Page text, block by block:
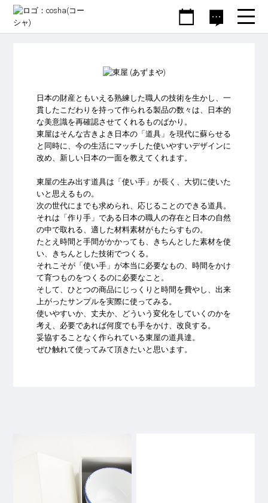
家具 雑貨
東屋 (あずまや)
日本の財産ともいえる熟練した職人の技術を生かし、一
貫したこだわりを持って作られる製品の数々は、日本的
な美意識を再確認させてくれるものばかり。
東屋はそんな古きよき日本の「道具」を現代に蘇らせる
と同時に、今の生活にマッチした使いやすいデザインに
改め、新しい日本の一面を教えてくれます。
東屋の生み出す道具は「使い手」が長く、大切に使いた
いと思えるもの。
次の世代にまでも求められ、応じることのできる道具。
それは「作り手」である日本の職人の存在と日本の自然
の中で取れる、適した材料素材がもたらすもの。
たとえ時間と手間がかかっても、きちんとした素材を使
い、きちんとした技術でつくる。
それこそが「使い手」が本当に必要なもの、時間をかけ
て育つものをつくるのに必要なこと。
そして、ひとつの商品にじっくりと時間を費やし、出来
上がったサンプルを実際に使ってみる。
使いやすいか、丈夫か、どういう変化をしていくのかを
考え、必要であれば何度でも手をかけ、改良する。
妥協することなく作られている東屋の道具達。
ぜひ触れて使ってみて頂きたいと思います。